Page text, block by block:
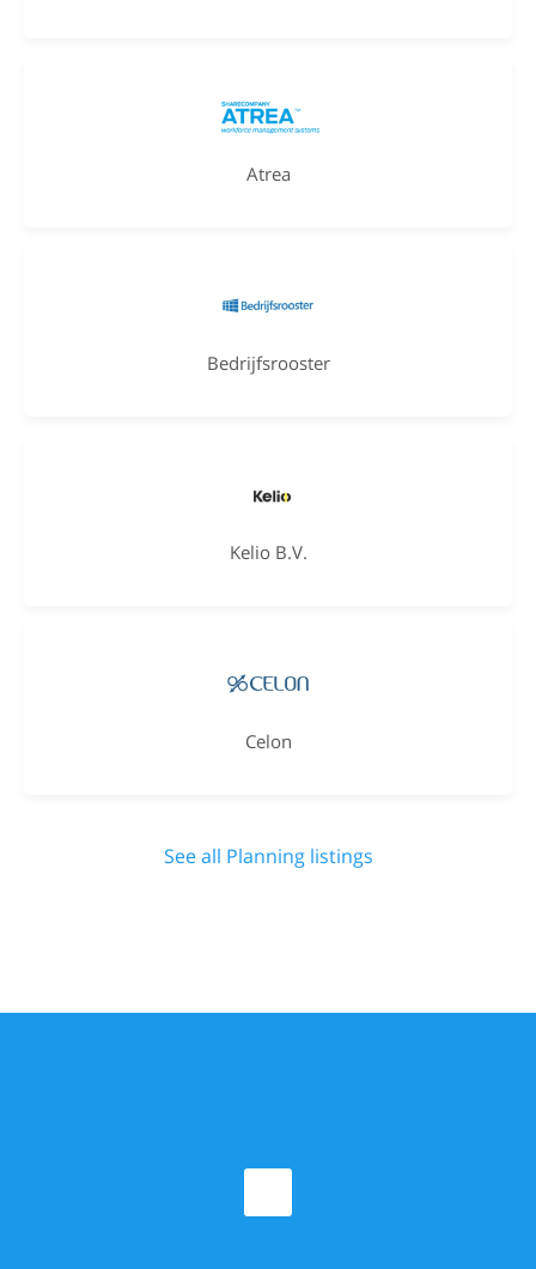
Atrea
Bedrijfsrooster
Kelio B.V.
Celon
See all Planning listings